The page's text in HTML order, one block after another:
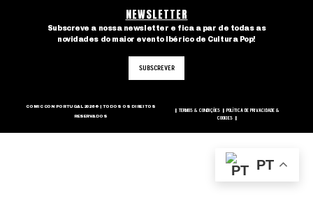
NEWSLETTER
Subscreve a nossa newsletter e fica a par de todas as
novidades do maior evento Ibérico de Cultura Pop!
SUBSCREVER
COMIC CON PORTUGAL 2026 © | TODOS OS DIREITOS
RESERVADOS
|TERMOS & CONDIÇÕES| POLÍTICA DE PRIVACIDADE &
COOKIES|
PT